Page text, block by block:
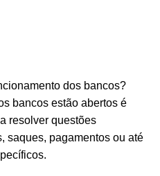
dos bancos?
bancos estão abertos é
resolver questões
saques, pagamentos ou até